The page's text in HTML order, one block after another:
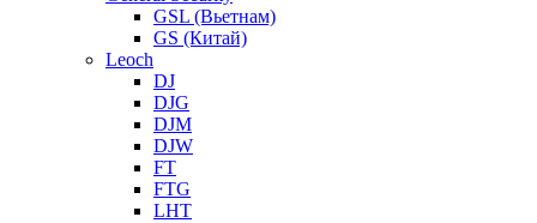
GSL (Вьетнам)
GS (Китай)
Leoch
DJ
DJG
DJM
DJW
FT
FTG
LHT